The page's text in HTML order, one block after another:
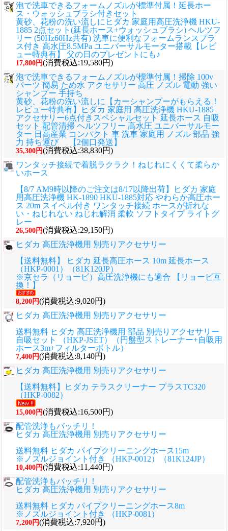
泡で洗車できるフォームノズルが標準付属！延長ホー
ス・ウォッシュブラシ付きセット
黄砂、花粉の洗い流しに ヒダカ 家庭用高圧洗浄機 HKU-
1885 2点セット(延長ホース+ウォッシュブラシ) ヘルツフ
リー (50Hz60Hz共有) 洗車に便利なフォームランスプラ
ス付き 高水圧8.5MPa ユニバーサルモーター搭載【レビ
ュー特典有】 父の日のプレゼントにも♪
17,800円(消費税込:19,580円)
泡で洗車できるフォームノズルが標準付属！掃除 100v
パーツ 簡易 ため水 アクセサリー 高圧 ノズル 電動 強い
シャンプー 手持ち
黄砂、花粉の洗い流しに
【カーシャンプーがもらえる！
レビュー特典有】ヒダカ 家庭用 高圧洗浄機 HKU-1885
アクセサリー6点付きスペシャルセット 延長ホース 自吸
セット 配管清掃 ヘルツフリー 高水圧 ユニバーサルモー
ター 日高産業 コンパクト 車 洗車 家庭用 ノズル 部品 強
力 持ち運び 【2個口発送】
35,300円(消費税込:38,830円)
ワンタッチ接続で着脱ラクラク！ねじれにくくて柔らか
いホース
【8/7 AM9時以降のご注文は8/17以降出荷】ヒダカ 家庭
用高圧洗浄機 HK-1890 HKU-1885対応 やわらか高圧ホー
ス 20m スイベル付き ワンタッチ接続 ホースが折れな
い・ねじれない ねじれ解消 柔軟 ソフトタイプ ライトグ
レー
26,500円(消費税込:29,150円)
ヒダカ 高圧洗浄機用 別売りアクセサリー
【送料無料】 ヒダカ 延長高圧ホース 10m 延長ホース
（HKP-0001）（81K120JP）
※京セラ（リョービ）高圧洗浄機にも適合 【リョービ互
換！】
8,200円(消費税込:9,020円)
ヒダカ 高圧洗浄機用 別売りアクセサリー
送料無料 ヒダカ 高圧洗浄機用 部品 別売りアクセサリー
自吸セット （HKP-JSET）（円盤型ストレーナー+自吸用
ホース3m+フィルターボトル）
7,400円(消費税込:8,140円)
ヒダカ 高圧洗浄機用 別売りアクセサリー
【送料無料】ヒダカ テラスクリーナー プラスTC320
（HKP-0082）
15,000円(消費税込:16,500円)
配管洗浄もバッチリ！
ヒダカ 高圧洗浄機用 別売りアクセサリー
送料無料 ヒダカ パイプクリーニングホース15m
※ノズルジョイント付き （HKP-0012）（81K124JP）
10,400円(消費税込:11,440円)
配管洗浄もバッチリ！
ヒダカ 高圧洗浄機用 別売りアクセサリー
送料無料 ヒダカ パイプクリーニングホース8m
※ノズルジョイント付き （HKP-0081）
7,200円(消費税込:7,920円)